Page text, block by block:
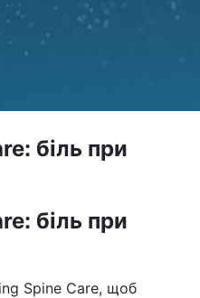
біль при
біль при
Spine Care, щоб